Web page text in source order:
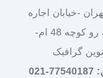
-خیابان اجاره
دار-روبه رو کوچه 48 ام-
گرافیک
021